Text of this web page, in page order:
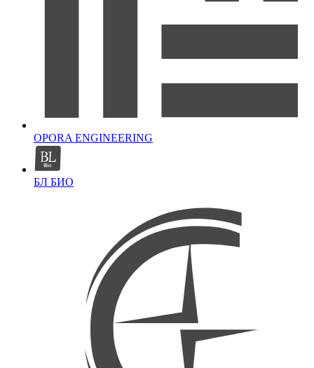
OPORA ENGINEERING
БЛ БИО